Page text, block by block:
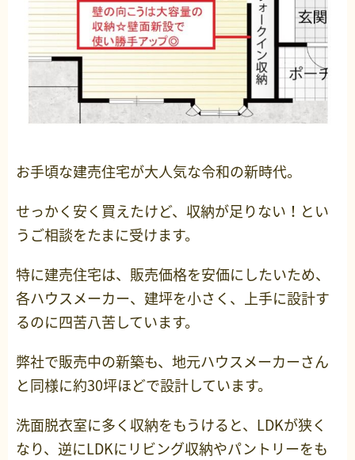
お手頃な建売住宅が大人気な令和の新時代。
せっかく安く買えたけど、収納が足りない！とい
うご相談をたまに受けます。
特に建売住宅は、販売価格を安価にしたいため、
各ハウスメーカー、建坪を小さく、上手に設計す
るのに四苦八苦しています。
弊社で販売中の新築も、地元ハウスメーカーさん
と同様に約30坪ほどで設計しています。
洗面脱衣室に多く収納をもうけると、LDKが狭く
なり、逆にLDKにリビング収納やパントリーをも